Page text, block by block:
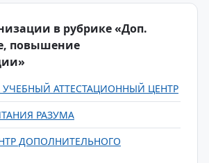
в рубрике «Доп.
повышение
АТТЕСТАЦИОННЫЙ ЦЕНТР
РАЗУМА
ДОПОЛНИТЕЛЬНОГО